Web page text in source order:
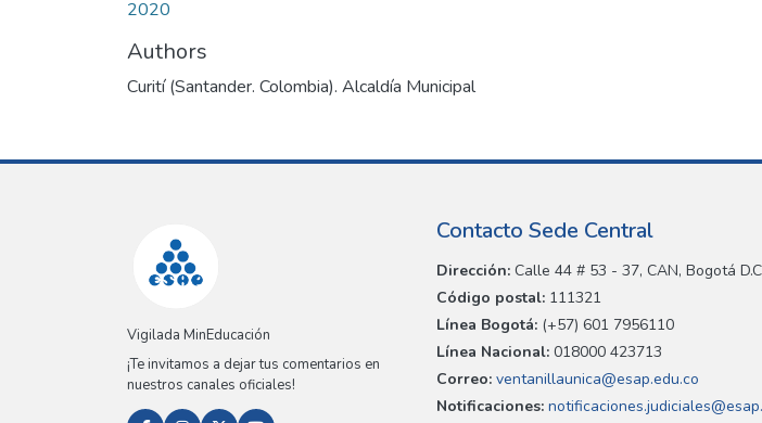
2020
Authors
Curití (Santander. Colombia). Alcaldía Municipal
Vigilada MinEducación
¡Te invitamos a dejar tus comentarios en
nuestros canales oficiales!
Contacto Sede Central
Dirección: Calle 44 # 53 - 37, CAN, Bogotá
Código postal: 111321
Línea Bogotá: (+57) 601 7956110
Línea Nacional: 018000 423713
Correo: ventanillaunica@esap.edu.co
Notificaciones: